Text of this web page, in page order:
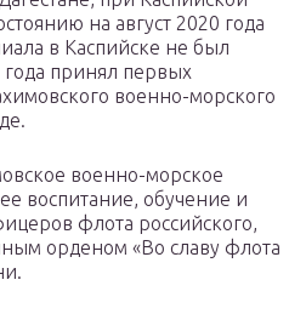
на август 2020 года
в Каспийске не был
года принял первых
военно-морского
военно-морское
воспитание, обучение и
флота российского,
орденом «Во славу флота